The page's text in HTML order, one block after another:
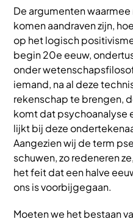
De argumenten
komen aandraven zijn,
op het logisch
begin 20e eeuw,
onder
iemand, na al deze
rekenschap te brengen,
komt dat psychoanalyse
lijkt bij deze
Aangezien wij de term
schuwen, zo redeneren
het feit dat een halve
ons is voorbijgegaan.
Moeten we het bestaan